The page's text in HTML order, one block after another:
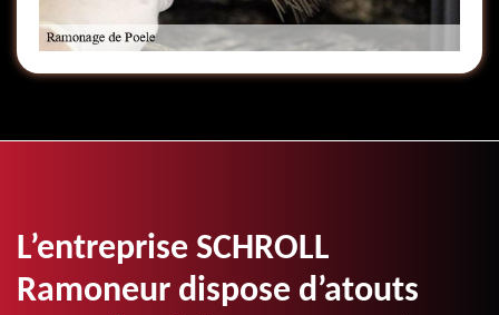
L’entreprise SCHROLL
Ramoneur dispose d’atouts